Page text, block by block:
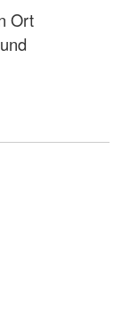
Ort